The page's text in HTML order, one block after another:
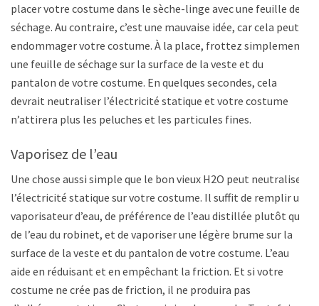
placer votre costume dans le sèche-linge avec une feuille de
séchage. Au contraire, c’est une mauvaise idée, car cela peut
endommager votre costume. À la place, frottez simplement
une feuille de séchage sur la surface de la veste et du
pantalon de votre costume. En quelques secondes, cela
devrait neutraliser l’électricité statique et votre costume
n’attirera plus les peluches et les particules fines.
Vaporisez de l’eau
Une chose aussi simple que le bon vieux H2O peut neutraliser
l’électricité statique sur votre costume. Il suffit de remplir un
vaporisateur d’eau, de préférence de l’eau distillée plutôt que
de l’eau du robinet, et de vaporiser une légère brume sur la
surface de la veste et du pantalon de votre costume. L’eau
aide en réduisant et en empêchant la friction. Et si votre
costume ne crée pas de friction, il ne produira pas